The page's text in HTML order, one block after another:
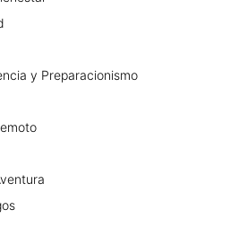
y Preparacionismo